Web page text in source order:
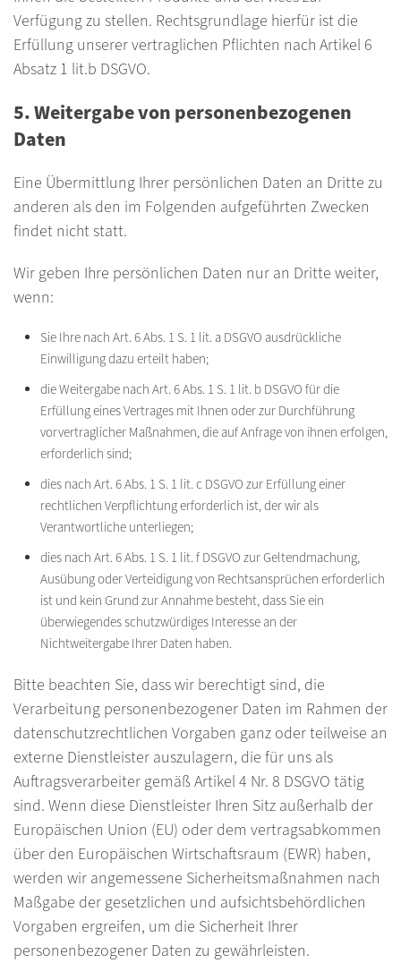
Verfügung zu stellen. Rechtsgrundlage hierfür ist die
Erfüllung unserer vertraglichen Pflichten nach Artikel 6
Absatz 1 lit.b DSGVO.
5. Weitergabe von personenbezogenen
Daten
Eine Übermittlung Ihrer persönlichen Daten an Dritte zu
anderen als den im Folgenden aufgeführten Zwecken
findet nicht statt.
Wir geben Ihre persönlichen Daten nur an Dritte weiter,
wenn:
Sie Ihre nach Art. 6 Abs. 1 S. 1 lit. a DSGVO ausdrückliche
Einwilligung dazu erteilt haben;
die Weitergabe nach Art. 6 Abs. 1 S. 1 lit. b DSGVO für die
Erfüllung eines Vertrages mit Ihnen oder zur Durchführung
vorvertraglicher Maßnahmen, die auf Anfrage von ihnen erfolgen,
erforderlich sind;
dies nach Art. 6 Abs. 1 S. 1 lit. c DSGVO zur Erfüllung einer
rechtlichen Verpflichtung erforderlich ist, der wir als
Verantwortliche unterliegen;
dies nach Art. 6 Abs. 1 S. 1 lit. f DSGVO zur Geltendmachung,
Ausübung oder Verteidigung von Rechtsansprüchen erforderlich
ist und kein Grund zur Annahme besteht, dass Sie ein
überwiegendes schutzwürdiges Interesse an der
Nichtweitergabe Ihrer Daten haben.
Bitte beachten Sie, dass wir berechtigt sind, die
Verarbeitung personenbezogener Daten im Rahmen der
datenschutzrechtlichen Vorgaben ganz oder teilweise an
externe Dienstleister auszulagern, die für uns als
Auftragsverarbeiter gemäß Artikel 4 Nr. 8 DSGVO tätig
sind. Wenn diese Dienstleister Ihren Sitz außerhalb der
Europäischen Union (EU) oder dem vertragsabkommen
über den Europäischen Wirtschaftsraum (EWR) haben,
werden wir angemessene Sicherheitsmaßnahmen nach
Maßgabe der gesetzlichen und aufsichtsbehördlichen
Vorgaben ergreifen, um die Sicherheit Ihrer
personenbezogener Daten zu gewährleisten.